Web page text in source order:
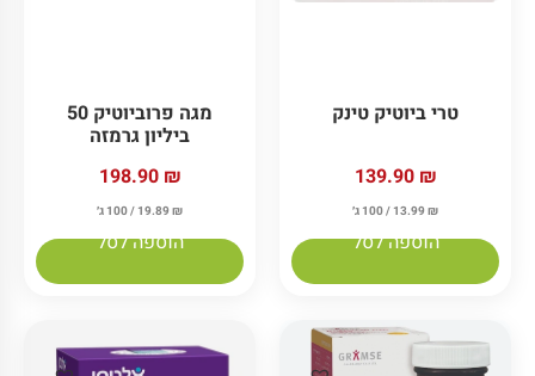
טרי ביוטיק טינק
139.90 ₪
13.99 ₪ / 100 ג׳
הוספה לסל
מגה פרוביוטיק 50
ביליון גרמזה
198.90 ₪
19.89 ₪ / 100 ג׳
הוספה לסל